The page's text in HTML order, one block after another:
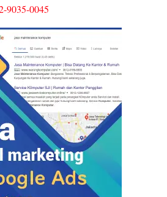
9035-0045